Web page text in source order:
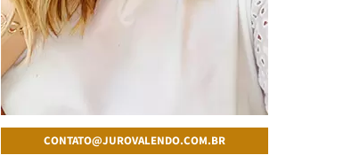
CONTATO@JUROVALENDO.COM.BR